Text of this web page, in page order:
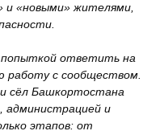
и «новыми» жителями,
ответить на
работу с сообществом.
сёл Башкортостана
и
этапов: от